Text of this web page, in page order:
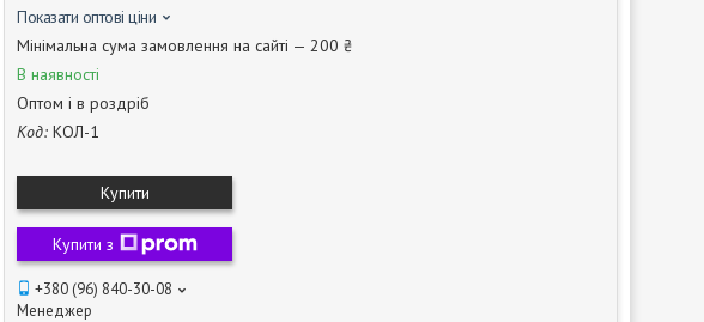
Показати оптові ціни
Мінімальна сума замовлення на сайті — 200 ₴
В наявності
Оптом і в роздріб
Код: КОЛ-1
Купити
Купити з
+380 (96) 840-30-08
Менеджер